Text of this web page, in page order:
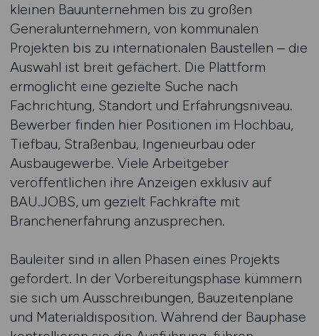
kleinen Bauunternehmen bis zu großen
Generalunternehmern, von kommunalen
Projekten bis zu internationalen Baustellen – die
Auswahl ist breit gefächert. Die Plattform
ermöglicht eine gezielte Suche nach
Fachrichtung, Standort und Erfahrungsniveau.
Bewerber finden hier Positionen im Hochbau,
Tiefbau, Straßenbau, Ingenieurbau oder
Ausbaugewerbe. Viele Arbeitgeber
veröffentlichen ihre Anzeigen exklusiv auf
BAU.JOBS, um gezielt Fachkräfte mit
Branchenerfahrung anzusprechen.
Bauleiter sind in allen Phasen eines Projekts
gefordert. In der Vorbereitungsphase kümmern
sie sich um Ausschreibungen, Bauzeitenpläne
und Materialdisposition. Während der Bauphase